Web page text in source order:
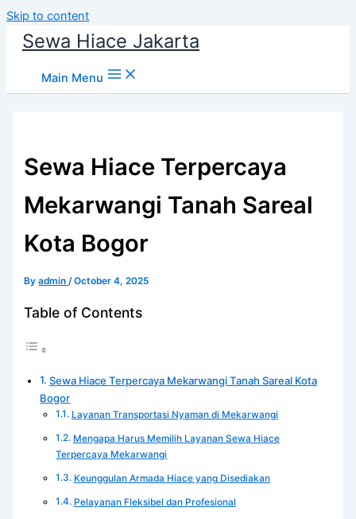
Skip to content
Sewa Hiace Jakarta
Main Menu
Sewa Hiace Terpercaya
Mekarwangi Tanah Sareal
Kota Bogor
Byadmin/October 4, 2025
Table of Contents
Sewa Hiace Terpercaya Mekarwangi Tanah Sareal Kota
Bogor
Layanan Transportasi Nyaman di Mekarwangi
Mengapa Harus Memilih Layanan Sewa Hiace
Terpercaya Mekarwangi
Keunggulan Armada Hiace yang Disediakan
Pelayanan Fleksibel dan Profesional